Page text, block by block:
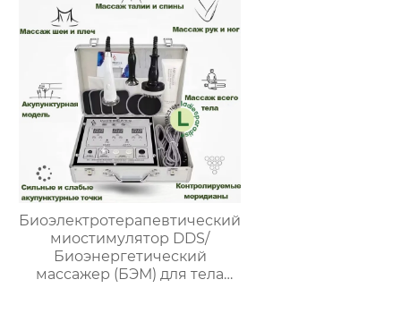
Биоэлектротерапевтический
миостимулятор DDS/
Биоэнергетический
массажер (БЭМ) для тела